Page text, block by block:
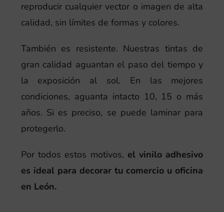
reproducir cualquier vector o imagen de alta
calidad, sin límites de formas y colores.
También es resistente. Nuestras tintas de
gran calidad aguantan el paso del tiempo y
la exposición al sol. En las mejores
condiciones, aguanta intacto 10, 15 o más
años. Si es preciso, se puede laminar para
protegerlo.
Por todos estos motivos, el vinilo adhesivo
es ideal para decorar tu comercio u oficina
en León.